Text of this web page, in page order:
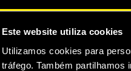
Este website utiliza cookies
Utilizamos cookies para
tráfego. Também